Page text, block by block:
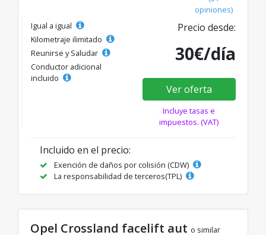
opiniones)
Igual a igual
Kilometraje ilimitado
Reunirse y Saludar
Conductor adicional
incluido
Precio desde:
30€/día
Ver oferta
Incluye tasas e
impuestos. (VAT)
Incluido en el precio:
Exención de daños por colisión (CDW)
La responsabilidad de terceros(TPL)
Opel Crossland facelift aut o similar